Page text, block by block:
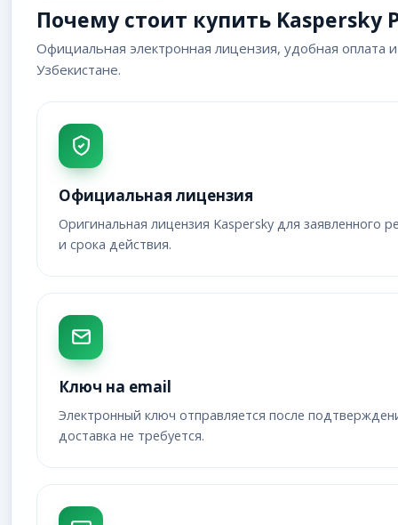
Почему стоит купить Kaspersky
Официальная электронная лицензия, удобная оплата
Узбекистане.
Официальная лицензия
Оригинальная лицензия Kaspersky для заявленного
и срока действия.
Ключ на email
Электронный ключ отправляется после
доставка не требуется.